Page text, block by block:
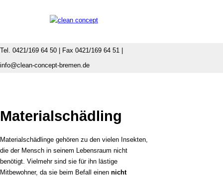
Tel. 0421/169 64 50 | Fax 0421/169 64 51 |
info@clean-concept-bremen.de
Materialschädling
Materialschädlinge gehören zu den vielen Insekten,
die der Mensch in seinem Lebensraum nicht
benötigt. Vielmehr sind sie für ihn lästige
Mitbewohner, da sie beim Befall einen nicht